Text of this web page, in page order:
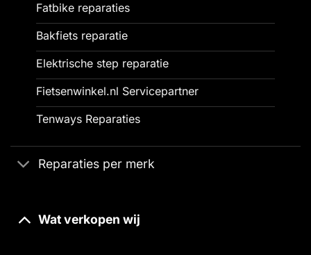
Fatbike reparaties
Bakfiets reparatie
Elektrische step reparatie
Fietsenwinkel.nl Servicepartner
Tenways Reparaties
Reparaties per merk
Wat verkopen wij